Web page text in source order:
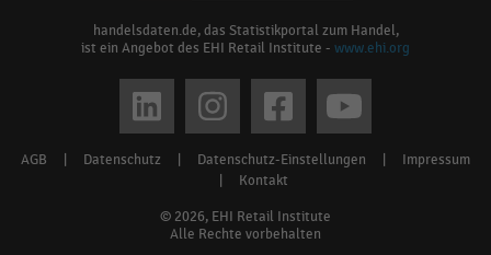
handelsdaten.de, das Statistikportal zum Handel,
ist ein Angebot des EHI Retail Institute - www.ehi.org
© 2026, EHI Retail Institute
Alle Rechte vorbehalten
Footer
AGB Datenschutz Datenschutz-Einstellungen
Impressum
Kontakt